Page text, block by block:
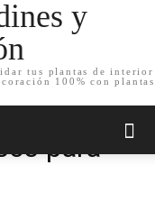
y
tus plantas de interior
100% con plantas
para